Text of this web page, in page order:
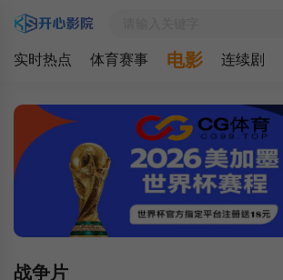
实时热点 体育赛事 电影 连续剧
战争片